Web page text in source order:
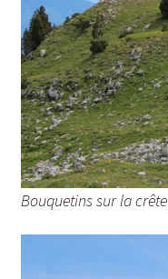
Bouquetins sur la crête